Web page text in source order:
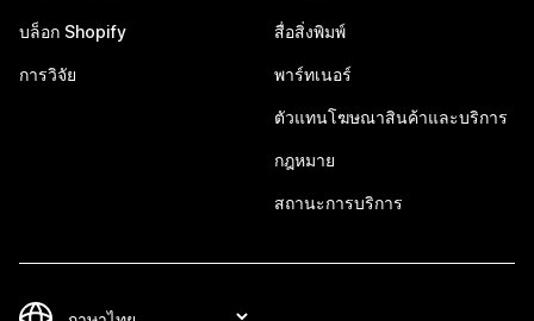
บล็อก Shopify
การวิจัย
สื่อสิ่งพิมพ์
พาร์ทเนอร์
ตัวแทนโฆษณาสินค้าและบริการ
กฎหมาย
สถานะการบริการ